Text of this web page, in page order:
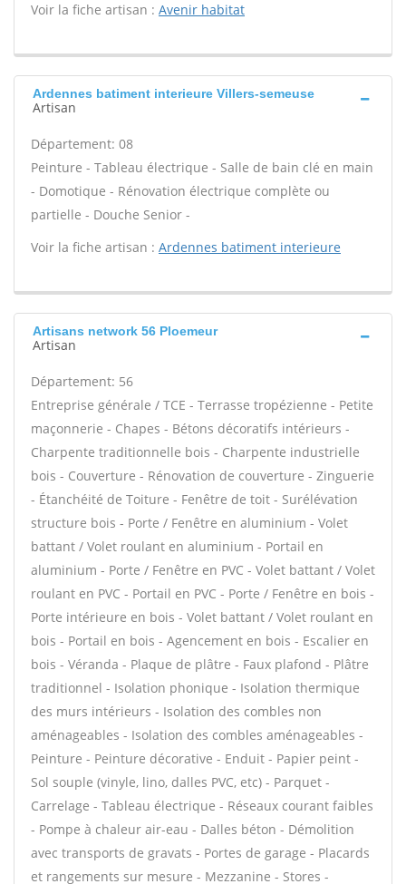
Voir la fiche artisan : Avenir habitat
Ardennes batiment interieure Villers-semeuse
Artisan
Département: 08
Peinture - Tableau électrique - Salle de bain clé en main
- Domotique - Rénovation électrique complète ou
partielle - Douche Senior -
Voir la fiche artisan : Ardennes batiment interieure
Artisans network 56 Ploemeur
Artisan
Département: 56
Entreprise générale / TCE - Terrasse tropézienne - Petite
maçonnerie - Chapes - Bétons décoratifs intérieurs -
Charpente traditionnelle bois - Charpente industrielle
bois - Couverture - Rénovation de couverture - Zinguerie
- Étanchéité de Toiture - Fenêtre de toit - Surélévation
structure bois - Porte / Fenêtre en aluminium - Volet
battant / Volet roulant en aluminium - Portail en
aluminium - Porte / Fenêtre en PVC - Volet battant / Volet
roulant en PVC - Portail en PVC - Porte / Fenêtre en bois -
Porte intérieure en bois - Volet battant / Volet roulant en
bois - Portail en bois - Agencement en bois - Escalier en
bois - Véranda - Plaque de plâtre - Faux plafond - Plâtre
traditionnel - Isolation phonique - Isolation thermique
des murs intérieurs - Isolation des combles non
aménageables - Isolation des combles aménageables -
Peinture - Peinture décorative - Enduit - Papier peint -
Sol souple (vinyle, lino, dalles PVC, etc) - Parquet -
Carrelage - Tableau électrique - Réseaux courant faibles
- Pompe à chaleur air-eau - Dalles béton - Démolition
avec transports de gravats - Portes de garage - Placards
et rangements sur mesure - Mezzanine - Stores -